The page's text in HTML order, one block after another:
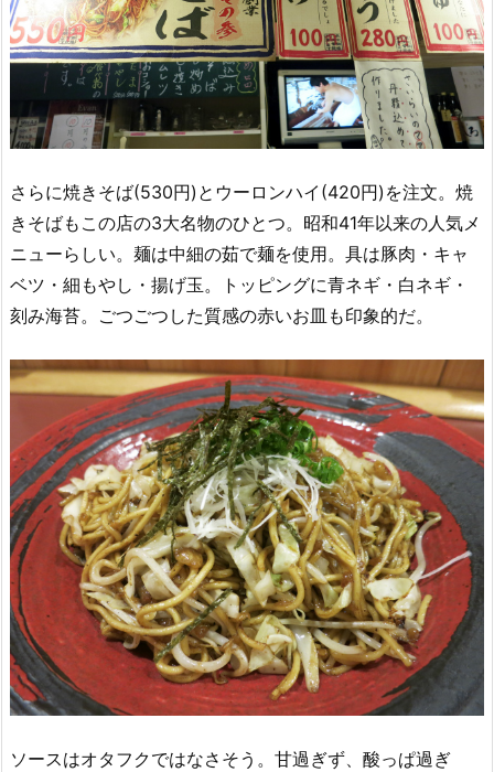
さらに焼きそば(530円)とウーロンハイ(420円)を注文。焼
きそばもこの店の3大名物のひとつ。昭和41年以来の人気メ
ニューらしい。麺は中細の茹で麺を使用。具は豚肉・キャ
ベツ・細もやし・揚げ玉。トッピングに青ネギ・白ネギ・
刻み海苔。ごつごつした質感の赤いお皿も印象的だ。
ソースはオタフクではなさそう。甘過ぎず、酸っぱ過ぎ